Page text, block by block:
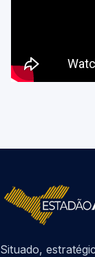
Situado,